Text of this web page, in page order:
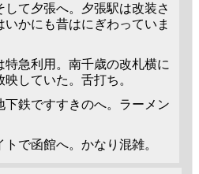
て夕張へ。夕張駅は改装さ
かにも昔はにぎわっていま
急利用。南千歳の改札横に
していた。舌打ち。
下鉄ですすきのへ。ラーメン
で函館へ。かなり混雑。